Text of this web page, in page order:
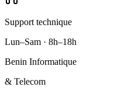
Support technique
Lun–Sam · 8h–18h
Benin Informatique
& Telecom